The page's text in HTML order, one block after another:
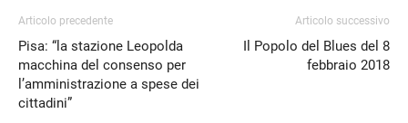
Articolo precedente
Pisa: “la stazione Leopolda
macchina del consenso per
l’amministrazione a spese dei
cittadini”
Articolo successivo
Il Popolo del Blues del 8
febbraio 2018